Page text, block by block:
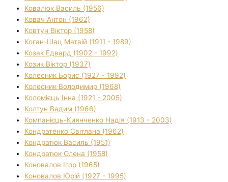
Ковалюк Василь (1956)
Ковач Антон (1962)
Ковтун Віктор (1958)
Коган-Шац Матвій (1911 - 1989)
Козак Едвард (1902 - 1992)
Козик Віктор (1937)
Колесник Борис (1927 - 1992)
Колесник Володимир (1968)
Коломієць Інна (1921 - 2005)
Колтун Вадим (1966)
Компанієць-Киянченко Надія (1913 - 2003)
Кондратенко Світлана (1962)
Кондратюк Василь (1951)
Кондратюк Олена (1958)
Коновалов Ігор (1965)
Коновалов Юрій (1927 - 1995)